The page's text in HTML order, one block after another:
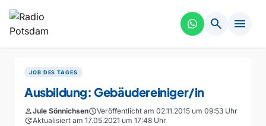
search menu
JOB DES TAGES
Ausbildung: Gebäudereiniger/in
personJule SönnichsenscheduleVeröffentlicht am 02.11.2015 um 09:53 Uhr
updateAktualisiert am 17.05.2021 um 17:48 Uhr